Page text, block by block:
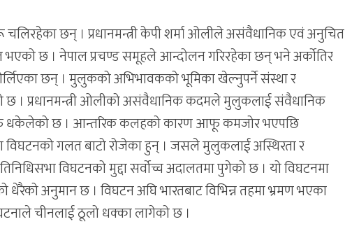
छन् । प्रधानमन्त्री केपी शर्मा ओलीले असंवैधानिक एवं अनुचित
छ । नेपाल प्रचण्ड समूहले आन्दोलन गरिरहेका छन् भने अर्कोतिर
छन् । मुलुकको अभिभावकको भूमिका खेल्नुपर्ने संस्था र
छ । प्रधानमन्त्री ओलीको असंवैधानिक कदमले मुलुकलाई संवैधानिक
धकेलेको छ । आन्तरिक कलहको कारण आफू कमजोर भएपछि
विघटनको गलत बाटो रोजेका हुन् । जसले मुलुकलाई अस्थिरता र
विघटनको मुद्दा सर्वोच्च अदालतमा पुगेको छ । यो विघटनमा
धेरैको अनुमान छ । विघटन अघि भारतबाट विभिन्न तहमा भ्रमण भएका
चीनलाई ठूलो धक्का लागेको छ ।